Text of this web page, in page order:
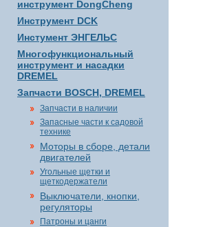
инструмент DongCheng
Инструмент DCK
Инстумент ЭНГЕЛЬС
Многофункциональный
инструмент и насадки
DREMEL
Запчасти BOSCH, DREMEL
Запчасти в наличии
Запасные части к садовой
технике
Моторы в сборе, детали
двигателей
Угольные щетки и
щеткодержатели
Выключатели, кнопки,
регуляторы
Патроны и цанги